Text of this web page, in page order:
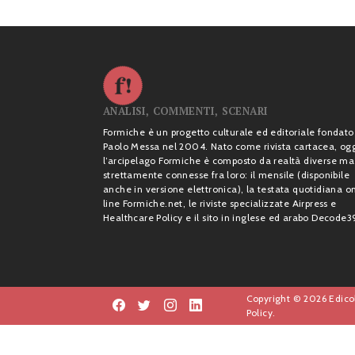
ANALISI, COMMENTI, SCENARI
Formiche è un progetto culturale ed editoriale fondato
Paolo Messa nel 2004. Nato come rivista cartacea,
l’arcipelago Formiche è composto da realtà diverse ma
strettamente connesse fra loro: il mensile (disponibile
anche in versione elettronica), la testata quotidiana
line Formiche.net, le riviste specializzate Airpress e
Healthcare Policy e il sito in inglese ed arabo
Copyright © 2026
Policy.